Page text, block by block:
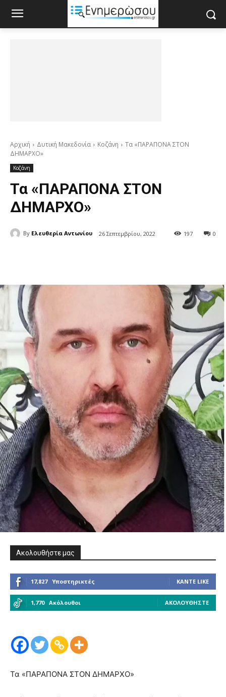
Αρχική Δυτική Μακεδονία Κοζάνη
Τα «ΠΑΡΑΠΟΝΑ ΣΤΟΝ
ΔΗΜΑΡΧΟ»
Κοζάνη
Τα «ΠΑΡΑΠΟΝΑ ΣΤΟΝ
ΔΗΜΑΡΧΟ»
By Ελευθερία Αντωνίου 26 Σεπτεμβρίου, 2022 0
197
Ακολουθήστε μας
17,827 Υποστηρικτές ΚΆΝΤΕ LIKE
1,770 Ακόλουθοι ΑΚΟΛΟΥΘΉΣΤΕ
Τα «ΠΑΡΑΠΟΝΑ ΣΤΟΝ ΔΗΜΑΡΧΟ»